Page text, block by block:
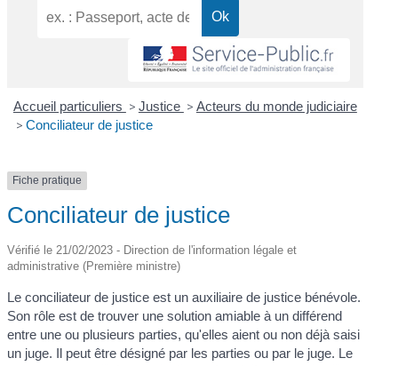
Accueil particuliers > Justice > Acteurs du monde judiciaire
> Conciliateur de justice
Fiche pratique
Conciliateur de justice
Vérifié le 21/02/2023 - Direction de l'information légale et
administrative (Première ministre)
Le conciliateur de justice est un auxiliaire de justice bénévole.
Son rôle est de trouver une solution amiable à un différend
entre une ou plusieurs parties, qu'elles aient ou non déjà saisi
un juge. Il peut être désigné par les parties ou par le juge. Le